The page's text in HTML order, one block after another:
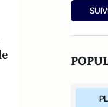
CNRS
préside
2000 ans